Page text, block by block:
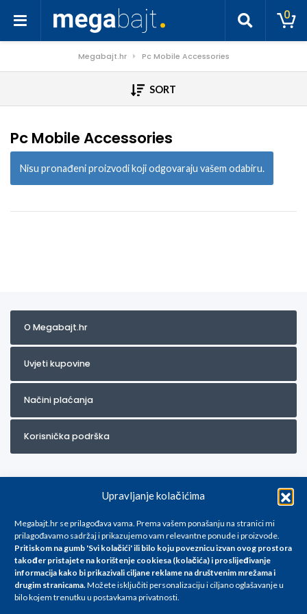
Upravljanje kolačićima
Megabajt.hr se prilagođava vama. Prema vašem ponašanju na stranici mi
prilagođavamo sadržaj i prikazujemo vam relevantne ponude i proizvode.
Pritiskom na gumb 'Svi kolačići' ili bilo koju poveznicu izvan ovog prostora
također pristajete na korištenje cookiesa (kolačića) i proslijeđivanje
informacija kako bi prikazivali ciljane reklame na društvenim mrežama i
drugim stranicama.Možete isključiti personalizaciju i ciljano oglašavanje u
bilo kojem trenutku u postavkama privatnosti.
0
Megabajt.hr Pc Mobile Accessories
SORT
Pc Mobile Accessories
Nisu pronađeni proizvodi koji odgovaraju vašem odabiru.
O Megabajt.hr
Uvjeti kupovine
Načini plaćanja
Korisnička podrška
Za artikle kojih trenutno nema u ponudi obratite nam se na
info@megabajt.hr. Sve cijene su informativnog karaktera i podložne su
promjenama, a
iskazane su za avansno plaćanje(gotovina) u Eurima i uključuju PDV. Sve